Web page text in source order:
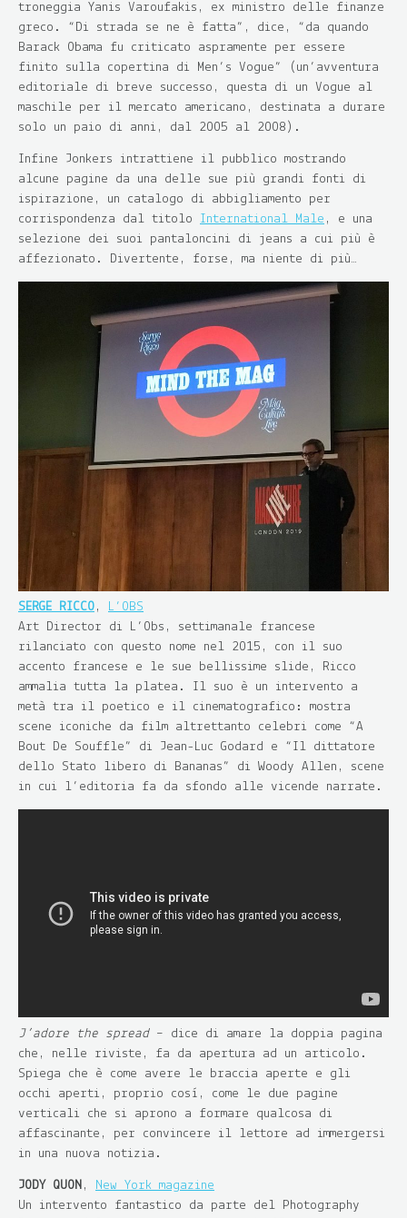
troneggia Yanis Varoufakis, ex ministro delle finanze
greco. “Di strada se ne è fatta”, dice, “da quando
Barack Obama fu criticato aspramente per essere
finito sulla copertina di Men’s Vogue” (un’avventura
editoriale di breve successo, questa di un Vogue al
maschile per il mercato americano, destinata a durare
solo un paio di anni, dal 2005 al 2008).
Infine Jonkers intrattiene il pubblico mostrando
alcune pagine da una delle sue più grandi fonti di
ispirazione, un catalogo di abbigliamento per
corrispondenza dal titolo International Male , e una
selezione dei suoi pantaloncini di jeans a cui più è
affezionato. Divertente, forse, ma niente di più…
SERGE RICCO , L’OBS
Art Director di L’Obs, settimanale francese
rilanciato con questo nome nel 2015, con il suo
accento francese e le sue bellissime slide, Ricco
ammalia tutta la platea. Il suo è un intervento a
metà tra il poetico e il cinematografico: mostra
scene iconiche da film altrettanto celebri come “A
Bout De Souffle” di Jean-Luc Godard e “Il dittatore
dello Stato libero di Bananas” di Woody Allen, scene
in cui l’editoria fa da sfondo alle vicende narrate.
J’adore the spread– dice di amare la doppia pagina
che, nelle riviste, fa da apertura ad un articolo.
Spiega che è come avere le braccia aperte e gli
occhi aperti, proprio così, come le due pagine
verticali che si aprono a formare qualcosa di
affascinante, per convincere il lettore ad immergersi
in una nuova notizia.
JODY QUON , New York magazine
Un intervento fantastico da parte del Photography